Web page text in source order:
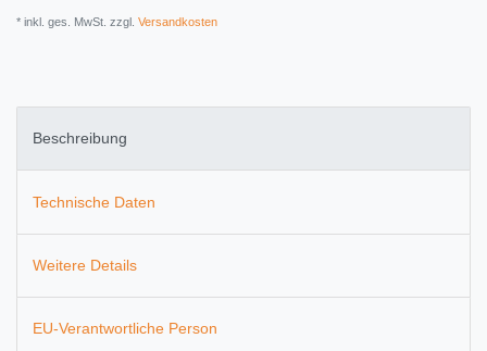
* inkl. ges. MwSt. zzgl. Versandkosten
Beschreibung
Technische Daten
Weitere Details
EU-Verantwortliche Person